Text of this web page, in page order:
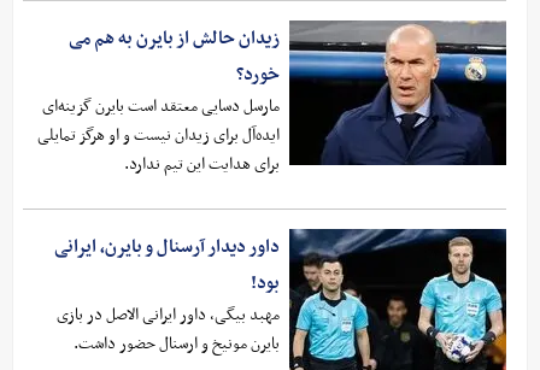
زیدان حالش از بایرن به هم می
خورد؟
مارسل دسایی معتقد است بایرن گزینه‌ای
ایده‌آل برای زیدان نیست و او هرگز تمایلی
برای هدایت این تیم ندارد.
داور دیدار آرسنال و بایرن، ایرانی
بود!
مهبد بیگی، داور ایرانی الاصل در بازی
بایرن مونیخ و ارسنال حضور داشت.